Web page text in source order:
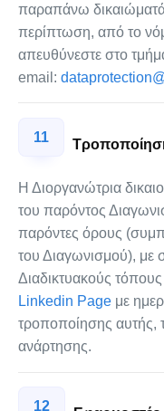
παραπάνω
περίπτωση, από το
απευθύνεστε στο
email:
11
Η Διοργανώτρια
του παρόντος
παρόντες όρους
του Διαγωνισμού), με
Διαδικτυακούς τόπους
Linkedin Page με
τροποποίησης αυτής,
ανάρτησης.
12